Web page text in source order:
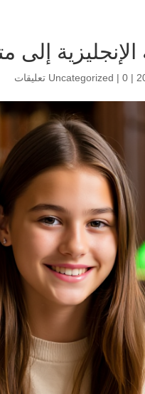
إلى
|
Uncategorized |0 تعليقات